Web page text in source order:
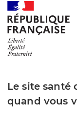
Le site santé
quand vous